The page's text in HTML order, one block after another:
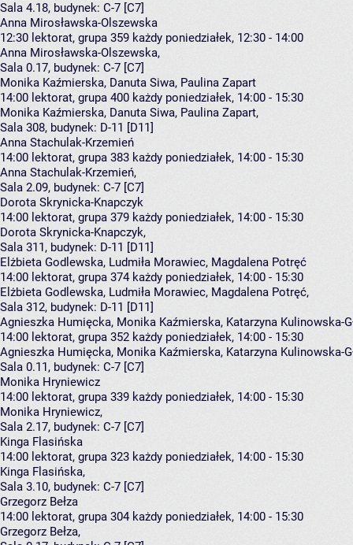
Sala 4.18, budynek: C-7 [C7]
Anna Mirosławska-Olszewska
12:30 lektorat, grupa 359 każdy poniedziałek, 12:30 - 14:00
Anna Mirosławska-Olszewska,
Sala 0.17, budynek: C-7 [C7]
Monika Kaźmierska, Danuta Siwa, Paulina Zapart
14:00 lektorat, grupa 400 każdy poniedziałek, 14:00 - 15:30
Monika Kaźmierska, Danuta Siwa, Paulina Zapart,
Sala 308, budynek: D-11 [D11]
Anna Stachulak-Krzemień
14:00 lektorat, grupa 383 każdy poniedziałek, 14:00 - 15:30
Anna Stachulak-Krzemień,
Sala 2.09, budynek: C-7 [C7]
Dorota Skrynicka-Knapczyk
14:00 lektorat, grupa 379 każdy poniedziałek, 14:00 - 15:30
Dorota Skrynicka-Knapczyk,
Sala 311, budynek: D-11 [D11]
Elżbieta Godlewska, Ludmiła Morawiec, Magdalena Potręć
14:00 lektorat, grupa 374 każdy poniedziałek, 14:00 - 15:30
Elżbieta Godlewska, Ludmiła Morawiec, Magdalena Potręć,
Sala 312, budynek: D-11 [D11]
Agnieszka Humięcka, Monika Kaźmierska, Katarzyna Kulinowska-
14:00 lektorat, grupa 352 każdy poniedziałek, 14:00 - 15:30
Agnieszka Humięcka, Monika Kaźmierska, Katarzyna Kulinowska-
Sala 0.11, budynek: C-7 [C7]
Monika Hryniewicz
14:00 lektorat, grupa 339 każdy poniedziałek, 14:00 - 15:30
Monika Hryniewicz,
Sala 2.17, budynek: C-7 [C7]
Kinga Flasińska
14:00 lektorat, grupa 323 każdy poniedziałek, 14:00 - 15:30
Kinga Flasińska,
Sala 3.10, budynek: C-7 [C7]
Grzegorz Bełza
14:00 lektorat, grupa 304 każdy poniedziałek, 14:00 - 15:30
Grzegorz Bełza,